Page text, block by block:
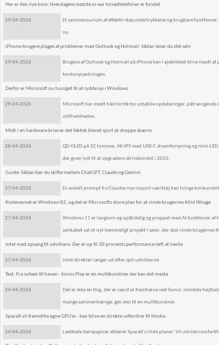
Her er den nye boss: Hverdagens bedste in-ear hovedtelefoner er fundet
29-04-2026 Et sammensurium af effektiv støjundertrykkelse og brugbare
nu.
iPhone-brugere plages af problemer med Outlook og Hotmail: Sådan løser du det selv
29-04-2026 Brugere af Outlook og Hotmail på iPhone kan i øjeblikket blive mødt
kontoopsætningen.
Derfor er Microsoft nu tvunget til at rydde op i Windows
29-04-2026 Microsoft har mødt hård kritik for ustabile opdateringer, påtrængende
utilfredsheden.
Midt i en hardware-krise er det faktisk blevet sjovt at shoppe skærm
28-04-2026 QD-OLED på 32 tommer, 4K-IPS med USB-C strømforsyning og mini-
der giver lyst til at opgradere skrivebordet i 2026.
Guide: Sådan bør du skifte mellem ChatGPT, Claude og Gemini
27-04-2026 En enkelt prompt fra Claudes nye import-værktøj kan tvinge
Kodenavnet er Windows K2, og det er Microsofts store plan for at vinde brugernes tillid tilbage
27-04-2026 Windows 11 er langsom og upålidelig og proppet med AI-funktioner
selskabet sat et nyt hemmeligt projekt i søen, der skal vinde brugernes
Intel med opsang til udviklere: Der er op til 30 procents performance-løft at hente
27-04-2026 Intel-direktør langer ud efter spil-udviklerne
Test: Fra sofaen til haven - Sonos Play er en multikunstner der kan det meste
24-04-2026 Det er ikke én ting, der er værd at fremhæve ved Sonos’ mindste
mange sammenhænge, gør den til en multikunstner.
SpaceX vil fremstille egne GPU'er - kan blive en direkte udfordrer til Nvidia
24-04-2026 Lækkede børspapirer afslører SpaceX's vilde planer: Vil udvide